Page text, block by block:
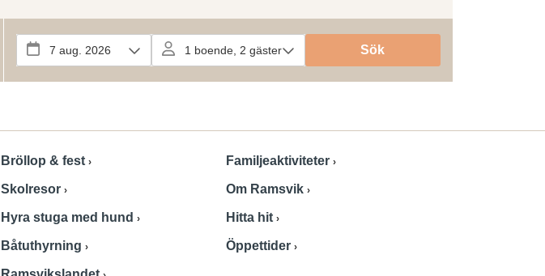
Bröllop & fest Familjeaktiviteter
Skolresor Om Ramsvik
Hyra stuga med hund Hitta hit
Båtuthyrning Öppettider